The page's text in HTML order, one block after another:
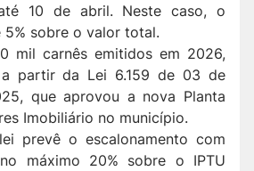
10 de abril. Neste caso, o
sobre o valor total.
mil carnês emitidos em 2026,
partir da Lei 6.159 de 03 de
que aprovou a nova Planta
Imobiliário no município.
prevê o escalonamento com
máximo 20% sobre o IPTU